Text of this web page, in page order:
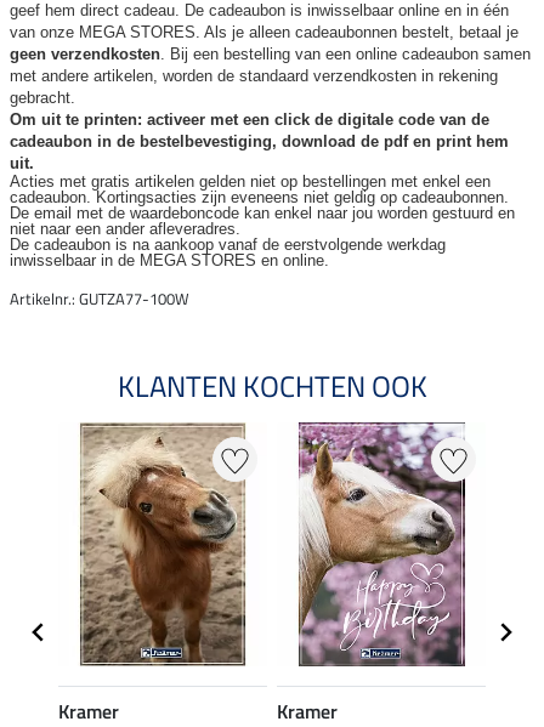
geef hem direct cadeau. De cadeaubon is inwisselbaar online en in één
van onze MEGA STORES. Als je alleen cadeaubonnen bestelt, betaal je
geen verzendkosten. Bij een bestelling van een online cadeaubon samen
met andere artikelen, worden de standaard verzendkosten in rekening
gebracht.
Om uit te printen: activeer met een click de digitale code van de
cadeaubon in de bestelbevestiging, download de pdf en print hem
uit.
Acties met gratis artikelen gelden niet op bestellingen met enkel een
cadeaubon. Kortingsacties zijn eveneens niet geldig op cadeaubonnen.
De email met de waardeboncode kan enkel naar jou worden gestuurd en
niet naar een ander afleveradres.
De cadeaubon is na aankoop vanaf de eerstvolgende werkdag
inwisselbaar in de MEGA STORES en online.
Artikelnr.: GUTZA77-100W
KLANTEN KOCHTEN OOK
Kramer
Kramer